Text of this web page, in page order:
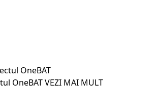
OneBATVEZI MAI MULT